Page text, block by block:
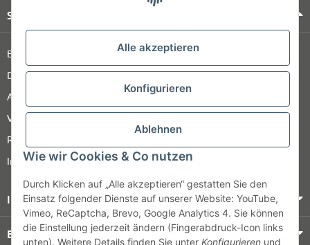
Alle akzeptieren
Konfigurieren
Ablehnen
Wie wir Cookies & Co nutzen
Durch Klicken auf „Alle akzeptieren“ gestatten Sie den
Einsatz folgender Dienste auf unserer Website: YouTube,
Vimeo, ReCaptcha, Brevo, Google Analytics 4. Sie können
die Einstellung jederzeit ändern (Fingerabdruck-Icon links
unten). Weitere Details finden Sie unter Konfigurieren und
Shop Service
Barrierefreiheitserklärung
Datenschutz
AGB
Versandinformationen
Retour
Impressum
Informationen
Bezahlung & Versand